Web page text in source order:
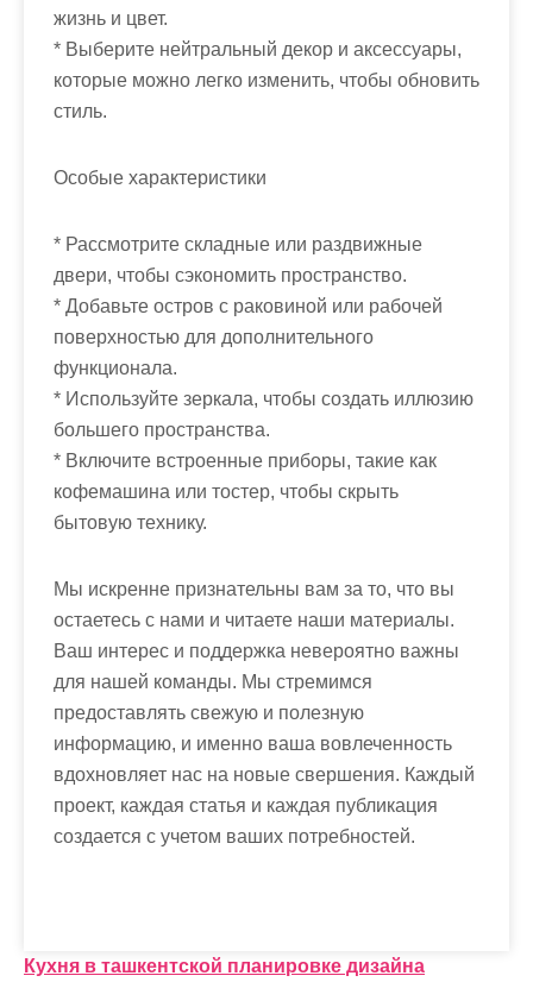
жизнь и цвет.
* Выберите нейтральный декор и аксессуары,
которые можно легко изменить, чтобы обновить
стиль.
Особые характеристики
* Рассмотрите складные или раздвижные
двери, чтобы сэкономить пространство.
* Добавьте остров с раковиной или рабочей
поверхностью для дополнительного
функционала.
* Используйте зеркала, чтобы создать иллюзию
большего пространства.
* Включите встроенные приборы, такие как
кофемашина или тостер, чтобы скрыть
бытовую технику.
Мы искренне признательны вам за то, что вы
остаетесь с нами и читаете наши материалы.
Ваш интерес и поддержка невероятно важны
для нашей команды. Мы стремимся
предоставлять свежую и полезную
информацию, и именно ваша вовлеченность
вдохновляет нас на новые свершения. Каждый
проект, каждая статья и каждая публикация
создается с учетом ваших потребностей.
Кухня в ташкентской планировке дизайна